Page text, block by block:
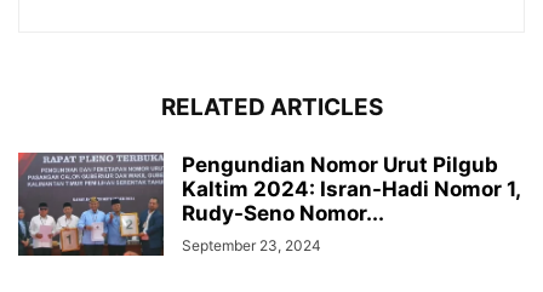
RELATED ARTICLES
Pengundian Nomor Urut Pilgub
Kaltim 2024: Isran-Hadi Nomor 1,
Rudy-Seno Nomor...
September 23, 2024